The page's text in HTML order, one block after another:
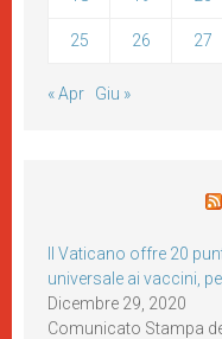
25 26 27
« Apr Giu »
Il Vaticano offre 20
universale ai vaccini,
Dicembre 29, 2020
Comunicato Stampa